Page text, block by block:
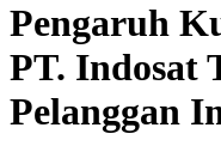
Pengaruh
PT. Indosat
Pelanggan